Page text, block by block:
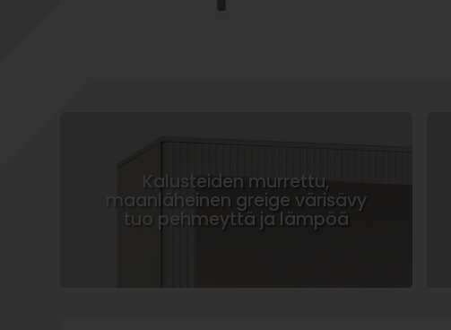
Kalusteiden murrettu,
maanläheinen greige värisävy
tuo pehmeyttä ja lämpöä